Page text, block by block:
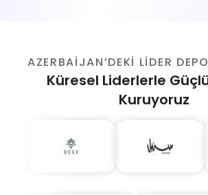
AZERBAIJAN’DEKI LIDER
Küresel Liderlerle
Kuruyoruz